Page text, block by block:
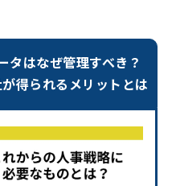
タはなぜ管理すべき？
得られるメリットとは